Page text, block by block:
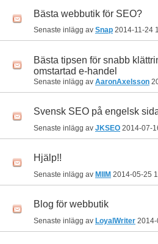
Bästa webbutik för SEO?
Senaste inlägg av Snap 2014-11-24
Bästa tipsen för snabb
omstartad e-handel
Senaste inlägg av AaronAxelsson
Svensk SEO på engelsk
Senaste inlägg av JKSEO 2014-07-
Hjälp!!
Senaste inlägg av MIIM 2014-05-25
Blog för webbutik
Senaste inlägg av LoyalWriter